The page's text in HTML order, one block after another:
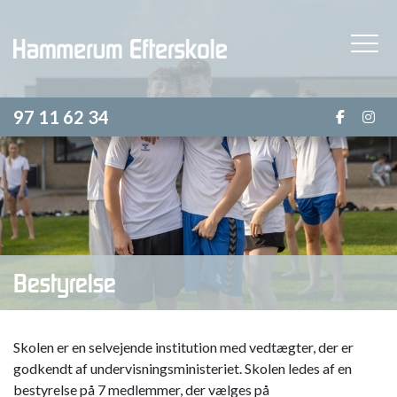
hovedindhold
97 11 62 34
Bestyrelse
Skolen er en selvejende institution med vedtægter, der er
godkendt af undervisningsministeriet. Skolen ledes af en
bestyrelse på 7 medlemmer, der vælges på